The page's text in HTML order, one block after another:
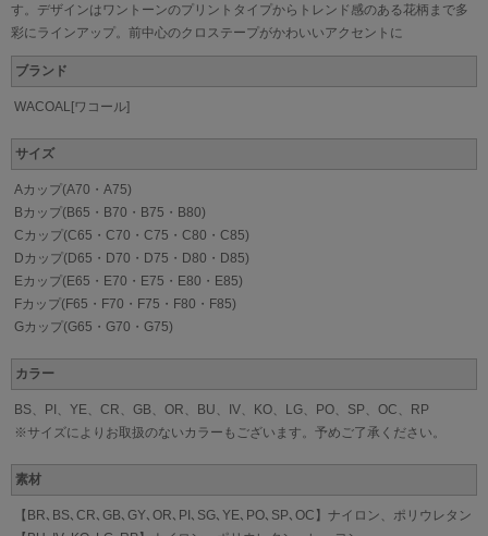
す。デザインはワントーンのプリントタイプからトレンド感のある花柄まで多
彩にラインアップ。前中心のクロステープがかわいいアクセントに
ブランド
WACOAL[ワコール]
サイズ
Aカップ(A70・A75)
Bカップ(B65・B70・B75・B80)
Cカップ(C65・C70・C75・C80・C85)
Dカップ(D65・D70・D75・D80・D85)
Eカップ(E65・E70・E75・E80・E85)
Fカップ(F65・F70・F75・F80・F85)
Gカップ(G65・G70・G75)
カラー
BS、PI、YE、CR、GB、OR、BU、IV、KO、LG、PO、SP、OC、RP
※サイズによりお取扱のないカラーもございます。予めご了承ください。
素材
【BR､BS､CR､GB､GY､OR､PI､SG､YE､PO､SP､OC】ナイロン、ポリウレタン